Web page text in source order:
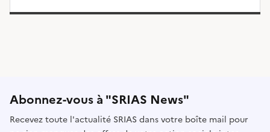
Abonnez-vous à "SRIAS News"
Recevez toute l'actualité SRIAS dans votre boîte mail pour